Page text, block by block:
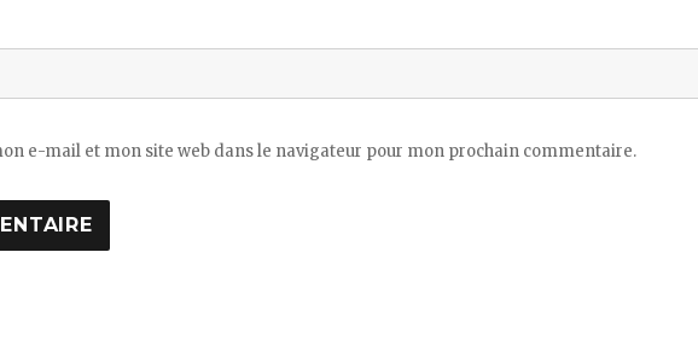
e-mail et mon site web dans le navigateur pour mon prochain commentaire.